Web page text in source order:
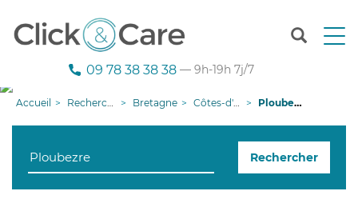
T
n
g
09 78 38 38 38 — 9h-19h 7j/7
Accueil Recherche aide à domicile Bretagne Côtes-d'armor Ploubezre
Rechercher